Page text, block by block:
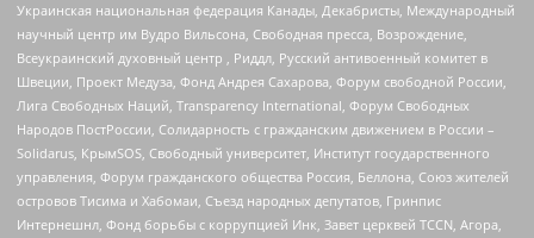
Украинская национальная федерация Канады, Декабристы, Международный
научный центр им Вудро Вильсона, Свободная пресса, Возрождение,
Всеукраинский духовный центр , Риддл, Русский антивоенный комитет в
Швеции, Проект Медуза, Фонд Андрея Сахарова, Форум свободной России,
Лига Свободных Наций, Transparеncy International, Форум Свободных
Народов ПостРоссии, Солидарность с гражданским движением в России –
Solidarus, КрымSOS, Свободный университет, Институт государственного
управления, Форум гражданского общества Россия, Беллона, Союз жителей
островов Тисима и Хабомаи, Съезд народных депутатов, Гринпис
Интернешнл, Фонд борьбы с коррупцией Инк, Завет церквей TCCN, Агора,